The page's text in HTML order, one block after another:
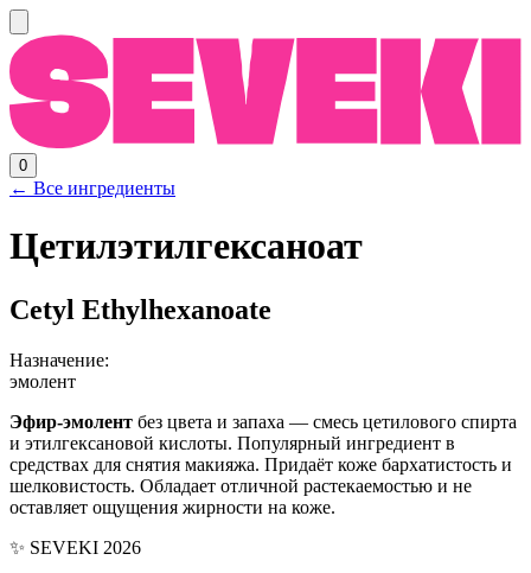
0
← Все ингредиенты
Цетилэтилгексаноат
Cetyl Ethylhexanoate
Назначение:
эмолент
Эфир-эмолент без цвета и запаха — смесь цетилового спирта
и этилгексановой кислоты. Популярный ингредиент в
средствах для снятия макияжа. Придаёт коже бархатистость и
шелковистость. Обладает отличной растекаемостью и не
оставляет ощущения жирности на коже.
✨ SEVEKI 2026